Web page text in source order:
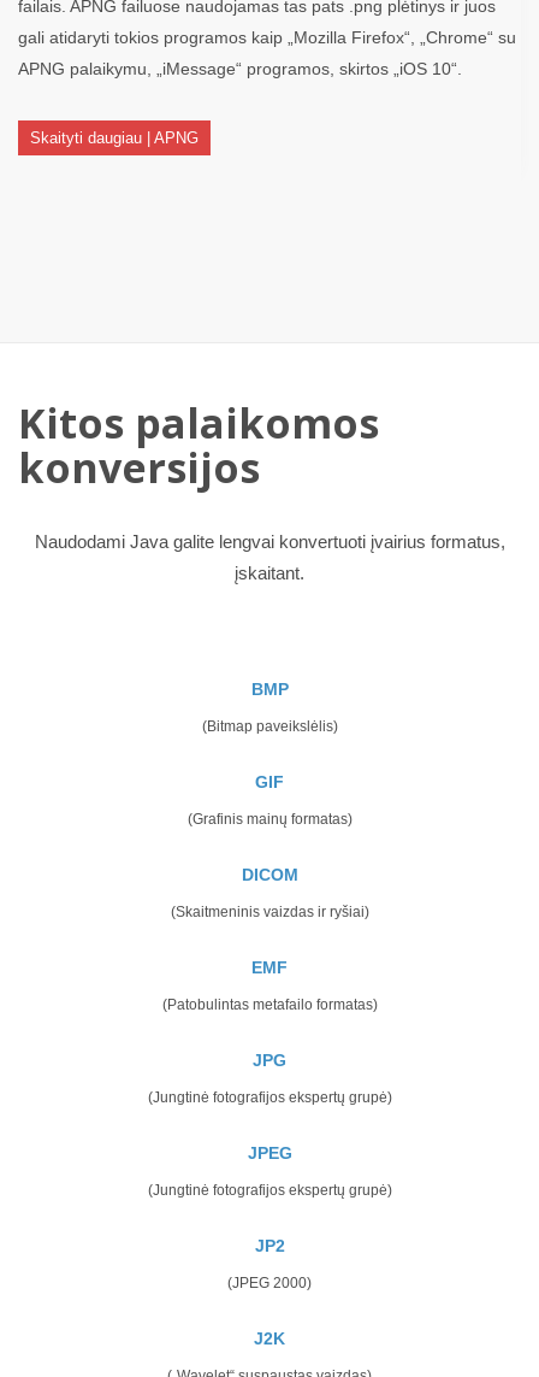
failais. APNG failuose naudojamas tas pats .png plėtinys ir juos
gali atidaryti tokios programos kaip „Mozilla Firefox“, „Chrome“ su
APNG palaikymu, „iMessage“ programos, skirtos „iOS 10“.
Skaityti daugiau | APNG
Kitos palaikomos
konversijos
Naudodami Java galite lengvai konvertuoti įvairius formatus,
įskaitant.
BMP
(Bitmap paveikslėlis)
GIF
(Grafinis mainų formatas)
DICOM
(Skaitmeninis vaizdas ir ryšiai)
EMF
(Patobulintas metafailo formatas)
JPG
(Jungtinė fotografijos ekspertų grupė)
JPEG
(Jungtinė fotografijos ekspertų grupė)
JP2
(JPEG 2000)
J2K